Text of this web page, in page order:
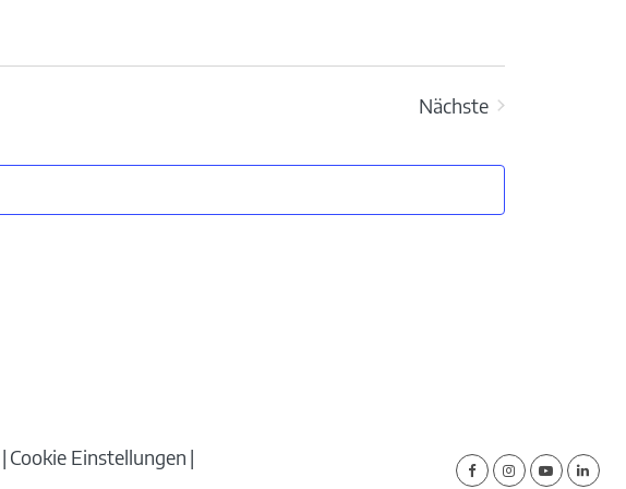
Nächste
Cookie Einstellungen